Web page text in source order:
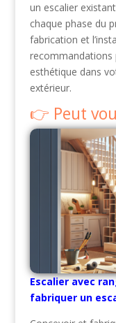
un escalier
chaque phase du
fabrication et
recommandations
esthétique dans
extérieur.
Peut
Escalier avec
fabriquer un